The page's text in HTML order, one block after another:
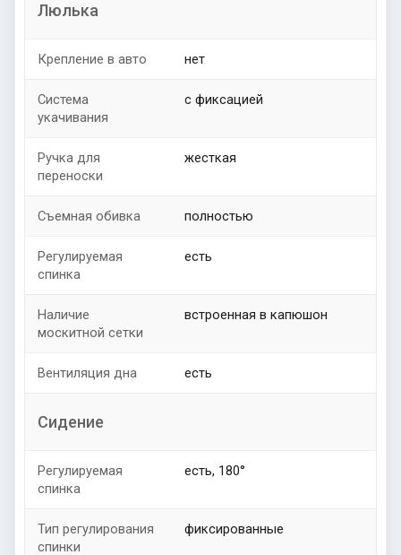
Люлька
Крепление в авто нет
Система
укачивания
с фиксацией
Ручка для
переноски
жесткая
Съемная обивка полностью
Регулируемая
спинка
есть
Наличие
москитной сетки
встроенная в капюшон
Вентиляция дна есть
Сидение
Регулируемая
спинка
есть, 180°
Тип регулирования
спинки
фиксированные